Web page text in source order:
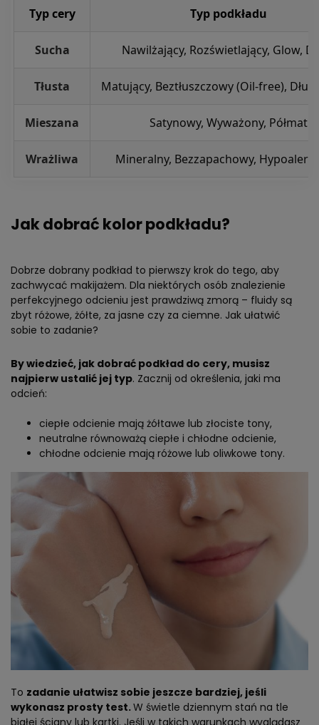
Typ cery Typ podkładu
Sucha Nawilżający, Rozświetlający, Glow,
Tłusta Matujący, Beztłuszczowy (Oil-free),
Mieszana Satynowy, Wyważony, Półmat
Wrażliwa Mineralny, Bezzapachowy,
Jak dobrać kolor podkładu?
Dobrze dobrany podkład to pierwszy krok do tego, aby
zachwycać makijażem. Dla niektórych osób znalezienie
perfekcyjnego odcieniu jest prawdziwą zmorą – fluidy są
zbyt różowe, żółte, za jasne czy za ciemne. Jak ułatwić
sobie to zadanie?
By wiedzieć, jak dobrać podkład do cery, musisz
najpierw ustalić jej typ. Zacznij od określenia, jaki ma
odcień:
ciepłe odcienie mają żółtawe lub złociste tony,
neutralne równoważą ciepłe i chłodne odcienie,
chłodne odcienie mają różowe lub oliwkowe tony.
To zadanie ułatwisz sobie jeszcze bardziej, jeśli
wykonasz prosty test.W świetle dziennym stań na tle